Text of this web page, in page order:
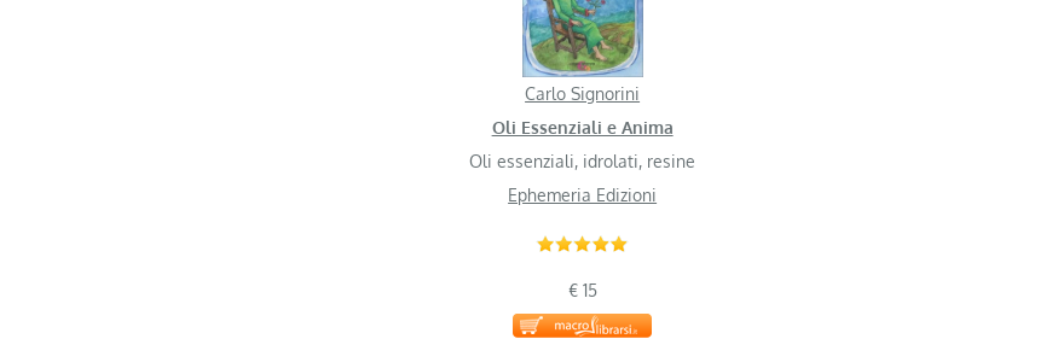
Carlo Signorini
Oli Essenziali e Anima
Oli essenziali, idrolati, resine
Ephemeria Edizioni
€ 15